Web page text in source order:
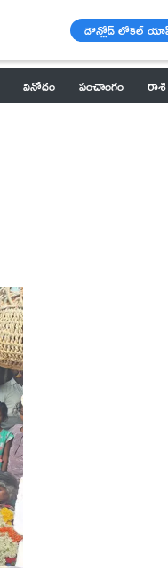
డౌన్లోడ్ లోకల్
వినోదం పంచాంగం రాశి